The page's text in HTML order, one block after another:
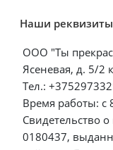
Наши реквизиты
ООО "Ты
Ясеневая, д. 5/2
Тел.:
Время работы: с
Свидетельство
0180437,